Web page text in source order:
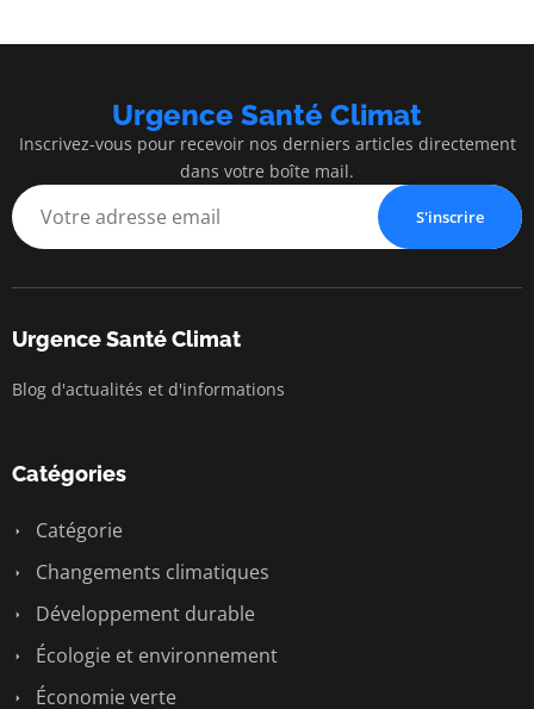
Urgence Santé Climat
Inscrivez-vous pour recevoir nos derniers articles directement
dans votre boîte mail.
S'inscrire
Urgence Santé Climat
Blog d'actualités et d'informations
Catégories
Catégorie
Changements climatiques
Développement durable
Écologie et environnement
Économie verte